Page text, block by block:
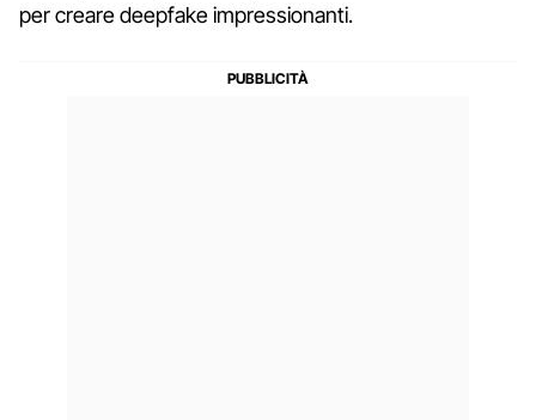
per creare deepfake impressionanti.